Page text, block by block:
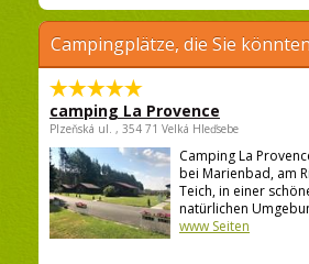
Campingplätze, die Sie
camping La Provence
Plzeňská ul. , 354 71 Velká Hleďsebe
Camping La
bei Marienbad, am
Teich, in einer
natürlichen
www Seiten